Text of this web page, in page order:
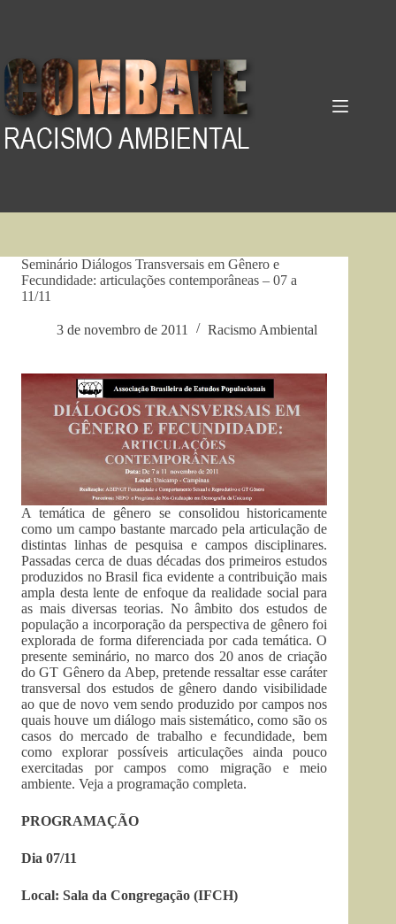
Seminário Diálogos Transversais em Gênero e
Fecundidade: articulações contemporâneas – 07 a
11/11
3 de novembro de 2011 Racismo Ambiental
A temática de gênero se consolidou historicamente
como um campo bastante marcado pela articulação de
distintas linhas de pesquisa e campos disciplinares.
Passadas cerca de duas décadas dos primeiros estudos
produzidos no Brasil fica evidente a contribuição mais
ampla desta lente de enfoque da realidade social para
as mais diversas teorias. No âmbito dos estudos de
população a incorporação da perspectiva de gênero foi
explorada de forma diferenciada por cada temática. O
presente seminário, no marco dos 20 anos de criação
do GT Gênero da Abep, pretende ressaltar esse caráter
transversal dos estudos de gênero dando visibilidade
ao que de novo vem sendo produzido por campos nos
quais houve um diálogo mais sistemático, como são os
casos do mercado de trabalho e fecundidade, bem
como explorar possíveis articulações ainda pouco
exercitadas por campos como migração e meio
ambiente. Veja a programação completa.
PROGRAMAÇÃO
Dia 07/11
Local: Sala da Congregação (IFCH)